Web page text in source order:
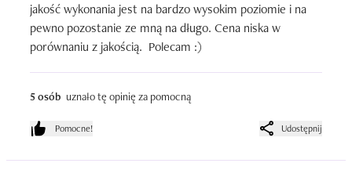
jakość wykonania jest na bardzo wysokim poziomie i na
pewno pozostanie ze mną na długo. Cena niska w
porównaniu z jakością.  Polecam :)
5 osób uznało tę opinię za pomocną
Pomocne! Udostępnij